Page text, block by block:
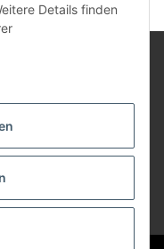
Details finden
Versand